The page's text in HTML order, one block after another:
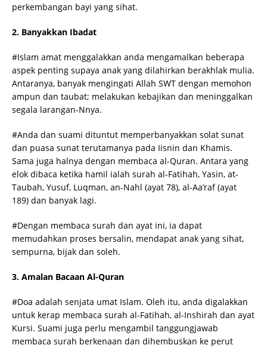
perkembangan bayi yang sihat.
2. Banyakkan Ibadat
#Islam amat menggalakkan anda mengamalkan beberapa
aspek penting supaya anak yang dilahirkan berakhlak mulia.
Antaranya, banyak mengingati Allah SWT dengan memohon
ampun dan taubat; melakukan kebajikan dan meninggalkan
segala larangan-Nnya.
#Anda dan suami dituntut memperbanyakkan solat sunat
dan puasa sunat terutamanya pada Iisnin dan Khamis.
Sama juga halnya dengan membaca al-Quran. Antara yang
elok dibaca ketika hamil ialah surah al-Fatihah, Yasin, at-
Taubah, Yusuf, Luqman, an-Nahl (ayat 78), al-Aa’raf (ayat
189) dan banyak lagi.
#Dengan membaca surah dan ayat ini, ia dapat
memudahkan proses bersalin, mendapat anak yang sihat,
sempurna, bijak dan soleh.
3. Amalan Bacaan Al-Quran
#Doa adalah senjata umat Islam. Oleh itu, anda digalakkan
untuk kerap membaca surah al-Fatihah, al-Inshirah dan ayat
Kursi. Suami juga perlu mengambil tanggungjawab
membaca surah berkenaan dan dihembuskan ke perut